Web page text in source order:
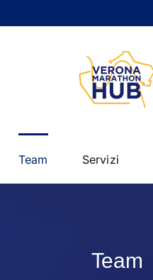
Team Servizi
Team